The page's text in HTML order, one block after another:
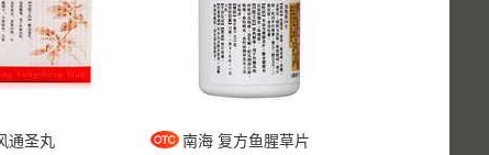
通圣丸
南海 复方鱼腥草片